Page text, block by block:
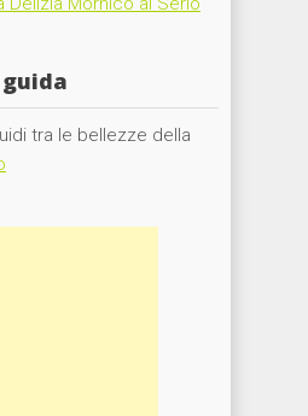
tra le bellezze della